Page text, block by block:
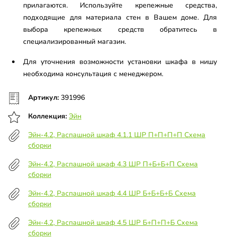
прилагаются. Используйте крепежные средства,
подходящие для материала стен в Вашем доме. Для
выбора крепежных средств обратитесь в
специализированный магазин.
Для уточнения возможности установки шкафа в нишу
необходима консультация с менеджером.
Артикул: 391996
Коллекция: Эйн
Эйн-4.2, Распашной шкаф 4.1.1 ШР П+П+П+П Схема
сборки
Эйн-4.2, Распашной шкаф 4.3 ШР П+Б+Б+П Схема
сборки
Эйн-4.2, Распашной шкаф 4.4 ШР Б+Б+Б+Б Схема
сборки
Эйн-4.2, Распашной шкаф 4.5 ШР Б+П+П+Б Схема
сборки